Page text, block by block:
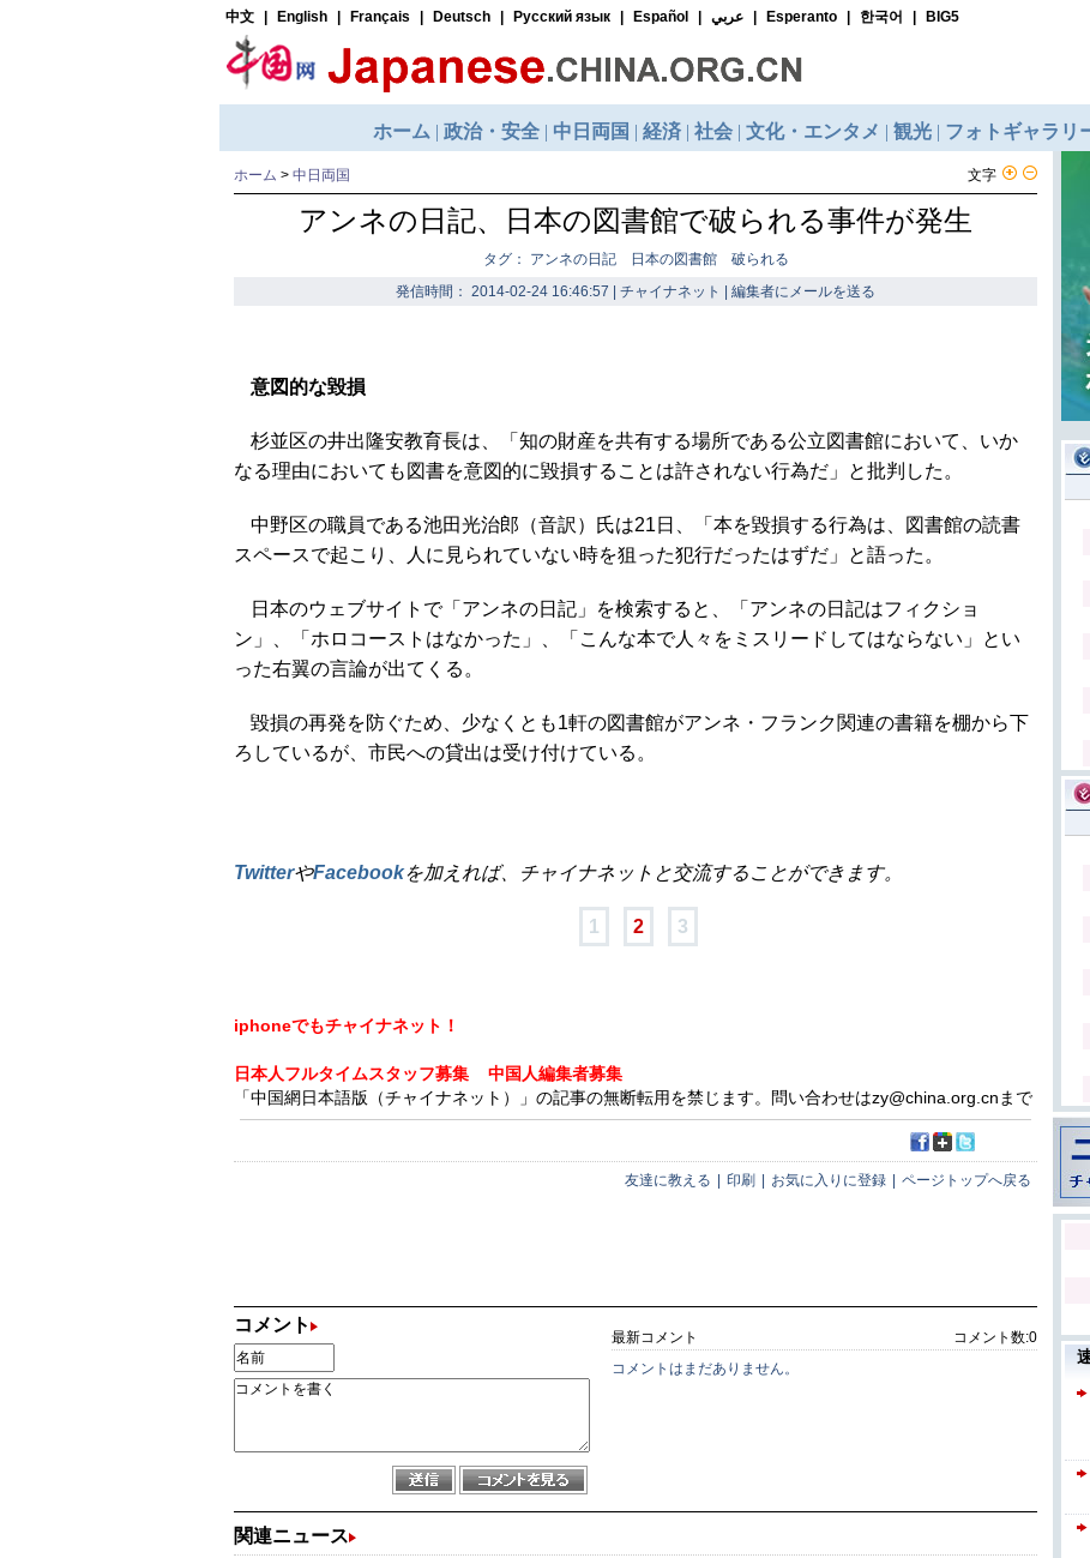
文字
ホーム > 中日両国
アンネの日記、日本の図書館で破られる事件が発生
タグ： アンネの日記 日本の図書館 破られる
発信時間： 2014-02-24 16:46:57 | チャイナネット | 編集者にメールを送る
意図的な毀損
杉並区の井出隆安教育長は、「知の財産を共有する場所である公立図書館において、いか
なる理由においても図書を意図的に毀損することは許されない行為だ」と批判した。
中野区の職員である池田光治郎（音訳）氏は21日、「本を毀損する行為は、図書館の読書
スペースで起こり、人に見られていない時を狙った犯行だったはずだ」と語った。
日本のウェブサイトで「アンネの日記」を検索すると、「アンネの日記はフィクショ
ン」、「ホロコーストはなかった」、「こんな本で人々をミスリードしてはならない」とい
った右翼の言論が出てくる。
毀損の再発を防ぐため、少なくとも1軒の図書館がアンネ・フランク関連の書籍を棚から下
ろしているが、市民への貸出は受け付けている。
TwitterやFacebookを加えれば、チャイナネットと交流することができます。
1 2 3
iphoneでもチャイナネット！
日本人フルタイムスタッフ募集
中国人編集者募集
「中国網日本語版（チャイナネット）」の記事の無断転用を禁じます。問い合わせはzy@china.org.cnまで
友達に教える 印刷 お気に入りに登録 ページトップへ戻る
コメント
コメント数:0
最新コメント
コメントはまだありません。
関連ニュース